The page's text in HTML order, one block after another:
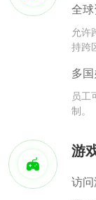
全
允许
持跨
多
员工
制。
游
访